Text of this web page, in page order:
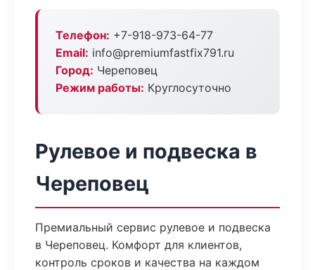
Телефон: +7-918-973-64-77
Email: info@premiumfastfix791.ru
Город: Череповец
Режим работы: Круглосуточно
Рулевое и подвеска в
Череповец
Премиальный сервис рулевое и подвеска
в Череповец. Комфорт для клиентов,
контроль сроков и качества на каждом